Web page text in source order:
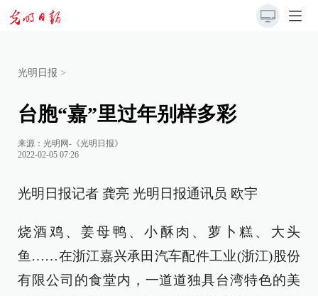
光明日报 >
台胞“嘉”里过年别样多彩
来源： 光明网-《光明日报》
2022-02-05 07:26
光明日报记者 龚亮 光明日报通讯员 欧宇
烧酒鸡、姜母鸭、小酥肉、萝卜糕、大头
鱼……在浙江嘉兴承田汽车配件工业(浙江)股份
有限公司的食堂内，一道道独具台湾特色的美